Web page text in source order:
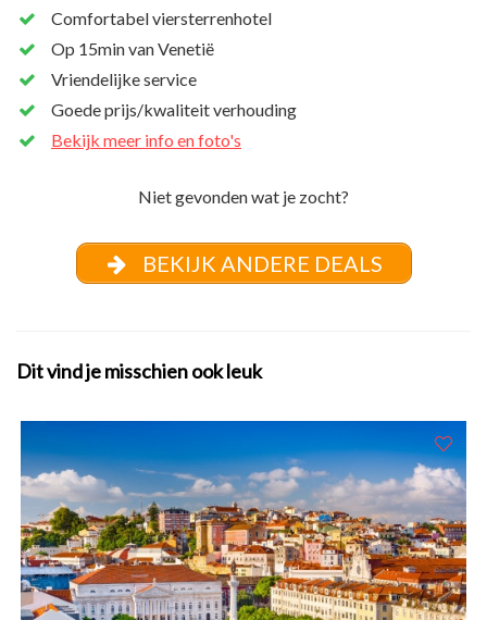
Comfortabel viersterrenhotel
Op 15min van Venetië
Vriendelijke service
Goede prijs/kwaliteit verhouding
Bekijk meer info en foto's
Niet gevonden wat je zocht?
BEKIJK ANDERE DEALS
Dit vind je misschien ook leuk